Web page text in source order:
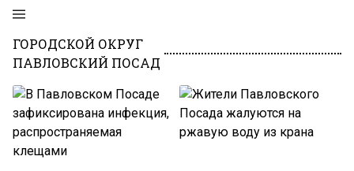
ГОРОДСКОЙ ОКРУГ
ПАВЛОВСКИЙ ПОСАД